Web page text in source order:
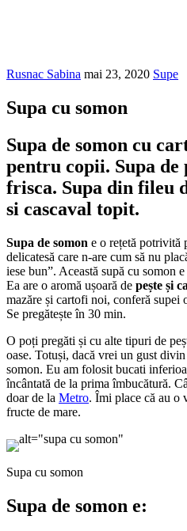
Rusnac Sabina mai 23, 2020 Supe
Supa cu somon
Supa de somon cu
pentru copii. Supa de
frisca. Supa din fileu
si cascaval topit.
Supa de somon e o rețetă potrivită
delicatesă care n-are cum să nu
iese bun”. Această supă cu somon
Ea are o aromă ușoară de pește și
mazăre și cartofi noi, conferă supei
Se pregătește în 30 min.
O poți pregăti și cu alte tipuri de
oase. Totuși, dacă vrei un gust
somon. Eu am folosit bucati
încântată de la prima îmbucătură.
doar de la Metro. Îmi place că au o
fructe de mare.
Supa cu somon
Supa de somon e: